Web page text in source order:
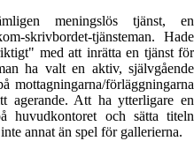
meningslös tjänst, en
skrivbordet-tjänsteman. Hade
med att inrätta en tjänst för
ha valt en aktiv, självgående
mottagningarna/förläggningarna
agerande. Att ha ytterligare en
huvudkontoret och sätta titeln
annat än spel för gallerierna.